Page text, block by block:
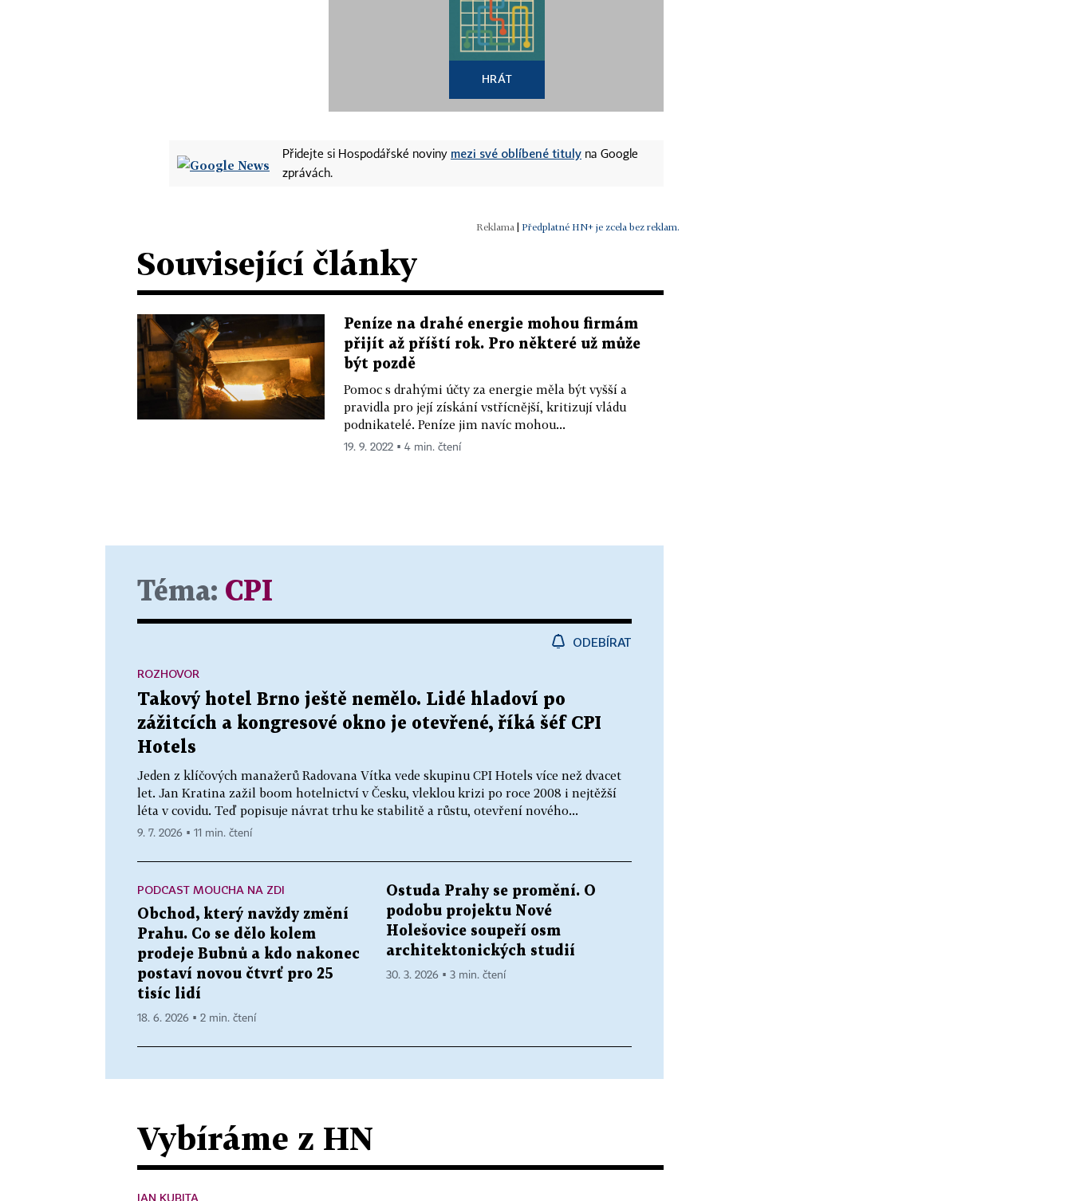
HRÁT
Přidejte si Hospodářské noviny mezi své oblíbené tituly na Google
zprávách.
| Předplatné HN+ je zcela bez reklam.
Související články
Peníze na drahé energie mohou firmám
přijít až příští rok. Pro některé už může
být pozdě
Pomoc s drahými účty za energie měla být vyšší a
pravidla pro její získání vstřícnější, kritizují vládu
podnikatelé. Peníze jim navíc mohou...
19. 9. 2022 ▪ 4 min. čtení
Téma: CPI
ODEBÍRAT
Takový hotel Brno ještě nemělo. Lidé hladoví po
zážitcích a kongresové okno je otevřené, říká šéf CPI
Hotels
Jeden z klíčových manažerů Radovana Vítka vede skupinu CPI Hotels více než dvacet
let. Jan Kratina zažil boom hotelnictví v Česku, vleklou krizi po roce 2008 i nejtěžší
léta v covidu. Teď popisuje návrat trhu ke stabilitě a růstu, otevření nového...
ROZHOVOR
9. 7. 2026 ▪ 11 min. čtení
PODCAST MOUCHA NA ZDI
Obchod, který navždy změní
Prahu. Co se dělo kolem
prodeje Bubnů a kdo nakonec
postaví novou čtvrť pro 25
tisíc lidí
18. 6. 2026 ▪ 2 min. čtení
Ostuda Prahy se promění. O
podobu projektu Nové
Holešovice soupeří osm
architektonických studií
30. 3. 2026 ▪ 3 min. čtení
Vybíráme z HN
JAN KUBITA